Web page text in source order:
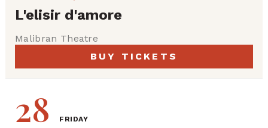
L'elisir d'amore
Malibran Theatre
BUY TICKETS
28 FRIDAY